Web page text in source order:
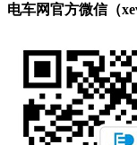
电车网官方微信（